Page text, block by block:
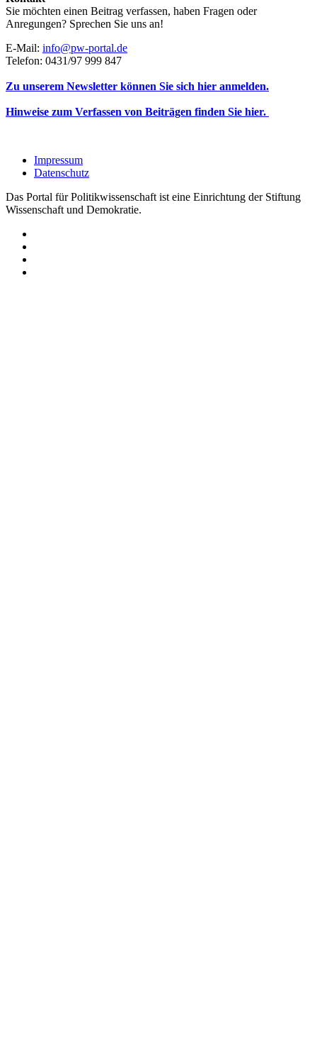
Sie möchten einen Beitrag verfassen, haben Fragen oder
Anregungen? Sprechen Sie uns an!
E-Mail: info@pw-portal.de
Telefon: 0431/97 999 847
Zu unserem Newsletter können Sie sich hier anmelden.
Hinweise zum Verfassen von Beiträgen finden Sie hier.
Impressum
Datenschutz
Das Portal für Politikwissenschaft ist eine Einrichtung der Stiftung
Wissenschaft und Demokratie.